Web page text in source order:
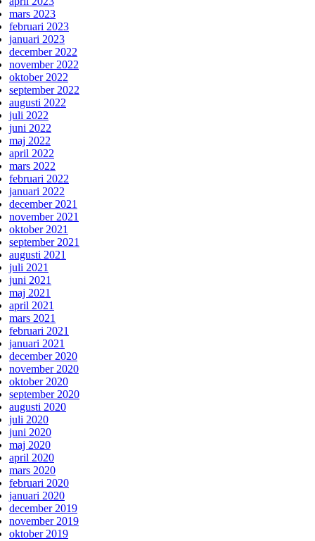
mars 2023
februari 2023
januari 2023
december 2022
november 2022
oktober 2022
september 2022
augusti 2022
juli 2022
juni 2022
maj 2022
april 2022
mars 2022
februari 2022
januari 2022
december 2021
november 2021
oktober 2021
september 2021
augusti 2021
juli 2021
juni 2021
maj 2021
april 2021
mars 2021
februari 2021
januari 2021
december 2020
november 2020
oktober 2020
september 2020
augusti 2020
juli 2020
juni 2020
maj 2020
april 2020
mars 2020
februari 2020
januari 2020
december 2019
november 2019
oktober 2019